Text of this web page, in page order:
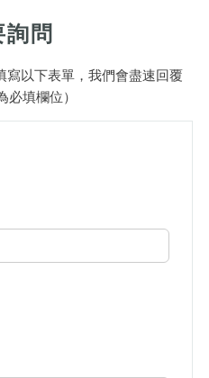
詢問
寫以下表單，我們會盡速回覆
必填欄位）